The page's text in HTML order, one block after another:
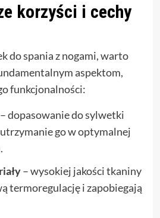
korzyści i cechy
do spania z nogami, warto
aspektom,
funkcjonalności:
– dopasowanie do sylwetki
go w optymalnej
– wysokiej jakości tkaniny
termoregulację i zapobiegają